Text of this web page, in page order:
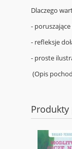
Dlaczego
-
- refleksje
- proste
(Opis
Produkty